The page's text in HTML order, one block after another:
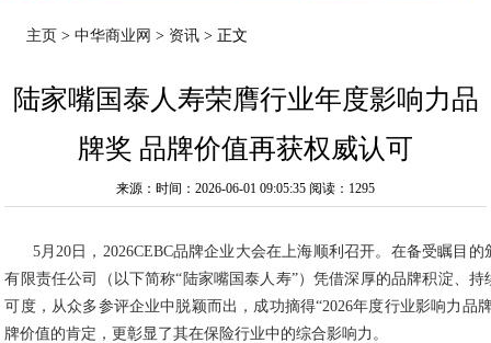
主页 >中华商业网 > 资讯 > 正文
陆家嘴国泰人寿荣膺行业年度影响力品
牌奖 品牌价值再获权威认可
来源：时间：2026-06-01 09:05:35 阅读：1295
5月20日，2026CEBC品牌企业大会在上海顺利召开。在备受瞩目的
有限责任公司（以下简称“陆家嘴国泰人寿”）凭借深厚的品牌积淀、
可度，从众多参评企业中脱颖而出，成功摘得“2026年度行业影响力品
牌价值的肯定，更彰显了其在保险行业中的综合影响力。